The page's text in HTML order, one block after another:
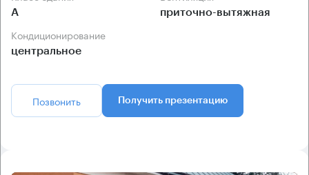
А приточно-вытяжная
Кондиционирование
центральное
Позвонить Получить презентацию